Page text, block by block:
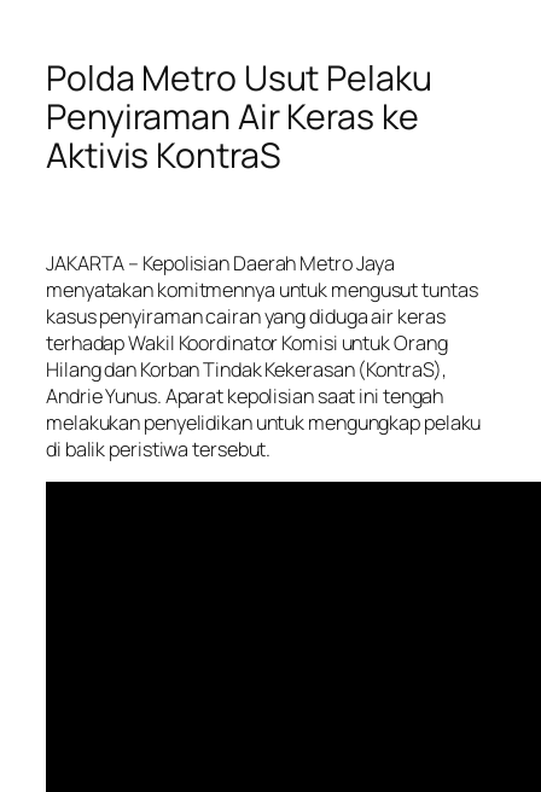
Polda Metro Usut Pelaku
Penyiraman Air Keras ke
Aktivis KontraS
JAKARTA– Kepolisian Daerah Metro Jaya
menyatakan komitmennya untuk mengusut tuntas
kasus penyiraman cairan yang diduga air keras
terhadap Wakil Koordinator Komisi untuk Orang
Hilang dan Korban Tindak Kekerasan (KontraS),
Andrie Yunus. Aparat kepolisian saat ini tengah
melakukan penyelidikan untuk mengungkap pelaku
di balik peristiwa tersebut.